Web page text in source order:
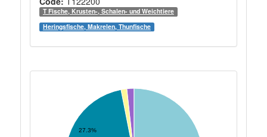
T Fische, Krusten-, Schalen- und Weichtiere
Heringsfische, Makrelen, Thunfische
27.3%